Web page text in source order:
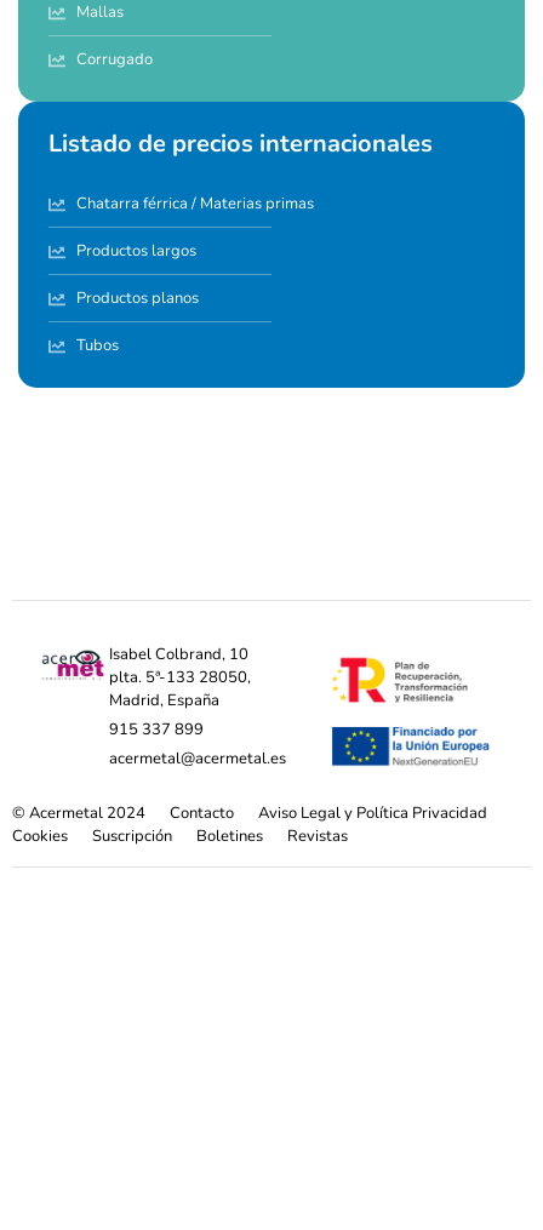
Mallas
Corrugado
Listado de precios internacionales
Chatarra férrica / Materias primas
Productos largos
Productos planos
Tubos
Isabel Colbrand, 10
plta. 5ª-133 28050,
Madrid, España
915 337 899
acermetal@acermetal.es
© Acermetal 2024 Contacto
Aviso Legal y Política Privacidad
Cookies
Suscripción Boletines Revistas